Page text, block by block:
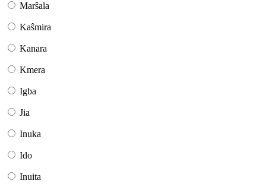
Marŝala
Kaŝmira
Kanara
Kmera
Igba
Jia
Inuka
Ido
Inuita